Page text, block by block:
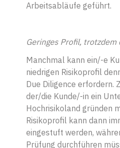
Arbeitsabläufe geführt.
Geringes Profil,
Manchmal kann ein/-e
niedrigen Risikoprofil
Due Diligence erfordern.
der/die Kunde/-in ein
Hochrisikoland gründen
Risikoprofil kann dann
eingestuft werden,
Prüfung durchführen